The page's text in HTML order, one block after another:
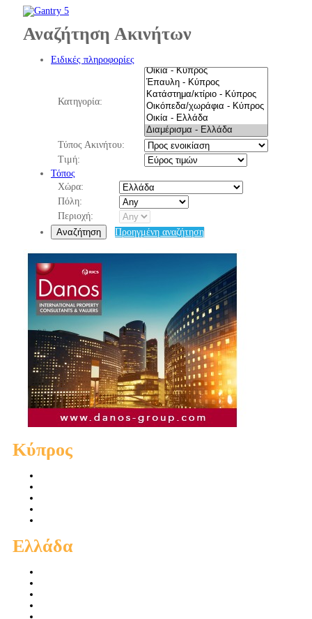
Αναζήτηση Ακινήτων
Ειδικές πληροφορίες
Κατηγορία:
Τύπος Ακινήτου:
Τιμή:
Τόπος
Χώρα:
Πόλη:
Περιοχή:
Αναζήτηση
Προηγμένη αναζήτηση
Κύπρος
Ελλάδα